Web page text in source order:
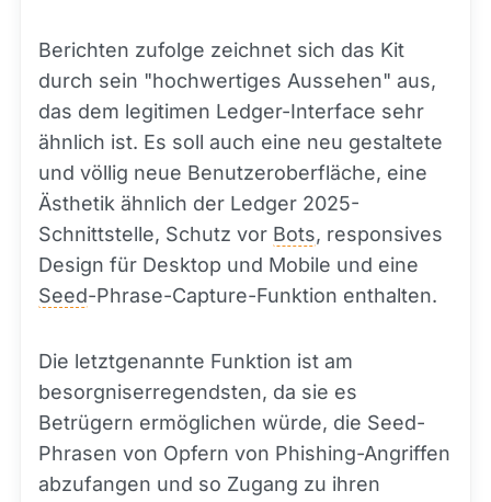
Berichten zufolge zeichnet sich das Kit
durch sein "hochwertiges Aussehen" aus,
das dem legitimen Ledger-Interface sehr
ähnlich ist. Es soll auch eine neu gestaltete
und völlig neue Benutzeroberfläche, eine
Ästhetik ähnlich der Ledger 2025-
Schnittstelle, Schutz vor Bots, responsives
Design für Desktop und Mobile und eine
Seed-Phrase-Capture-Funktion enthalten.
Die letztgenannte Funktion ist am
besorgniserregendsten, da sie es
Betrügern ermöglichen würde, die Seed-
Phrasen von Opfern von Phishing-Angriffen
abzufangen und so Zugang zu ihren